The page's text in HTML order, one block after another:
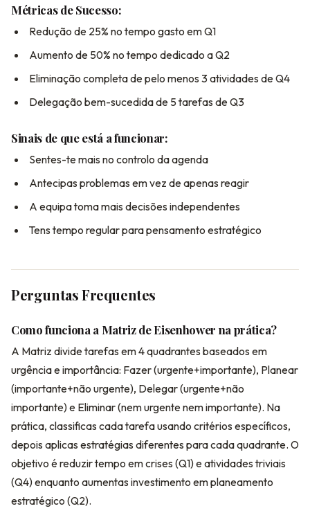
Métricas de Sucesso:
Redução de 25% no tempo gasto em Q1
Aumento de 50% no tempo dedicado a Q2
Eliminação completa de pelo menos 3 atividades de Q4
Delegação bem-sucedida de 5 tarefas de Q3
Sinais de que está a funcionar:
Sentes-te mais no controlo da agenda
Antecipas problemas em vez de apenas reagir
A equipa toma mais decisões independentes
Tens tempo regular para pensamento estratégico
Perguntas Frequentes
Como funciona a Matriz de Eisenhower na prática?
A Matriz divide tarefas em 4 quadrantes baseados em
urgência e importância: Fazer (urgente+importante), Planear
(importante+não urgente), Delegar (urgente+não
importante) e Eliminar (nem urgente nem importante). Na
prática, classificas cada tarefa usando critérios específicos,
depois aplicas estratégias diferentes para cada quadrante. O
objetivo é reduzir tempo em crises (Q1) e atividades triviais
(Q4) enquanto aumentas investimento em planeamento
estratégico (Q2).